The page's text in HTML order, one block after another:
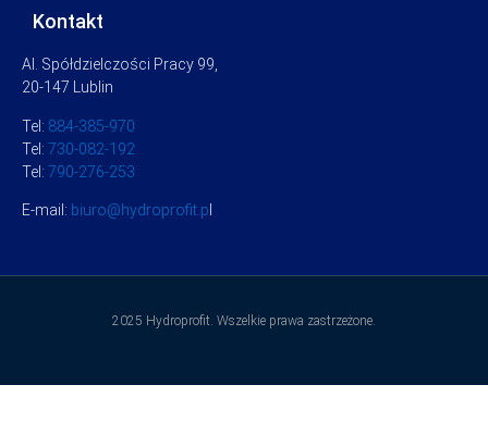
Kontakt
Al. Spółdzielczości Pracy 99,
20-147 Lublin
Tel: 884-385-970
Tel: 730-082-192
Tel: 790-276-253
E-mail: biuro@hydroprofit.p
2025 Hydroprofit. Wszelkie prawa zastrzeżone.